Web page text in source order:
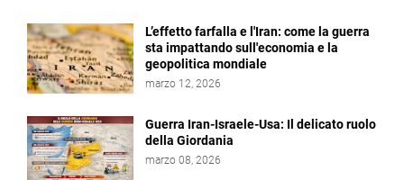
L’effetto farfalla e l'Iran: come la guerra
sta impattando sull'economia e la
geopolitica mondiale
marzo 12, 2026
Guerra Iran-Israele-Usa: Il delicato ruolo
della Giordania
marzo 08, 2026